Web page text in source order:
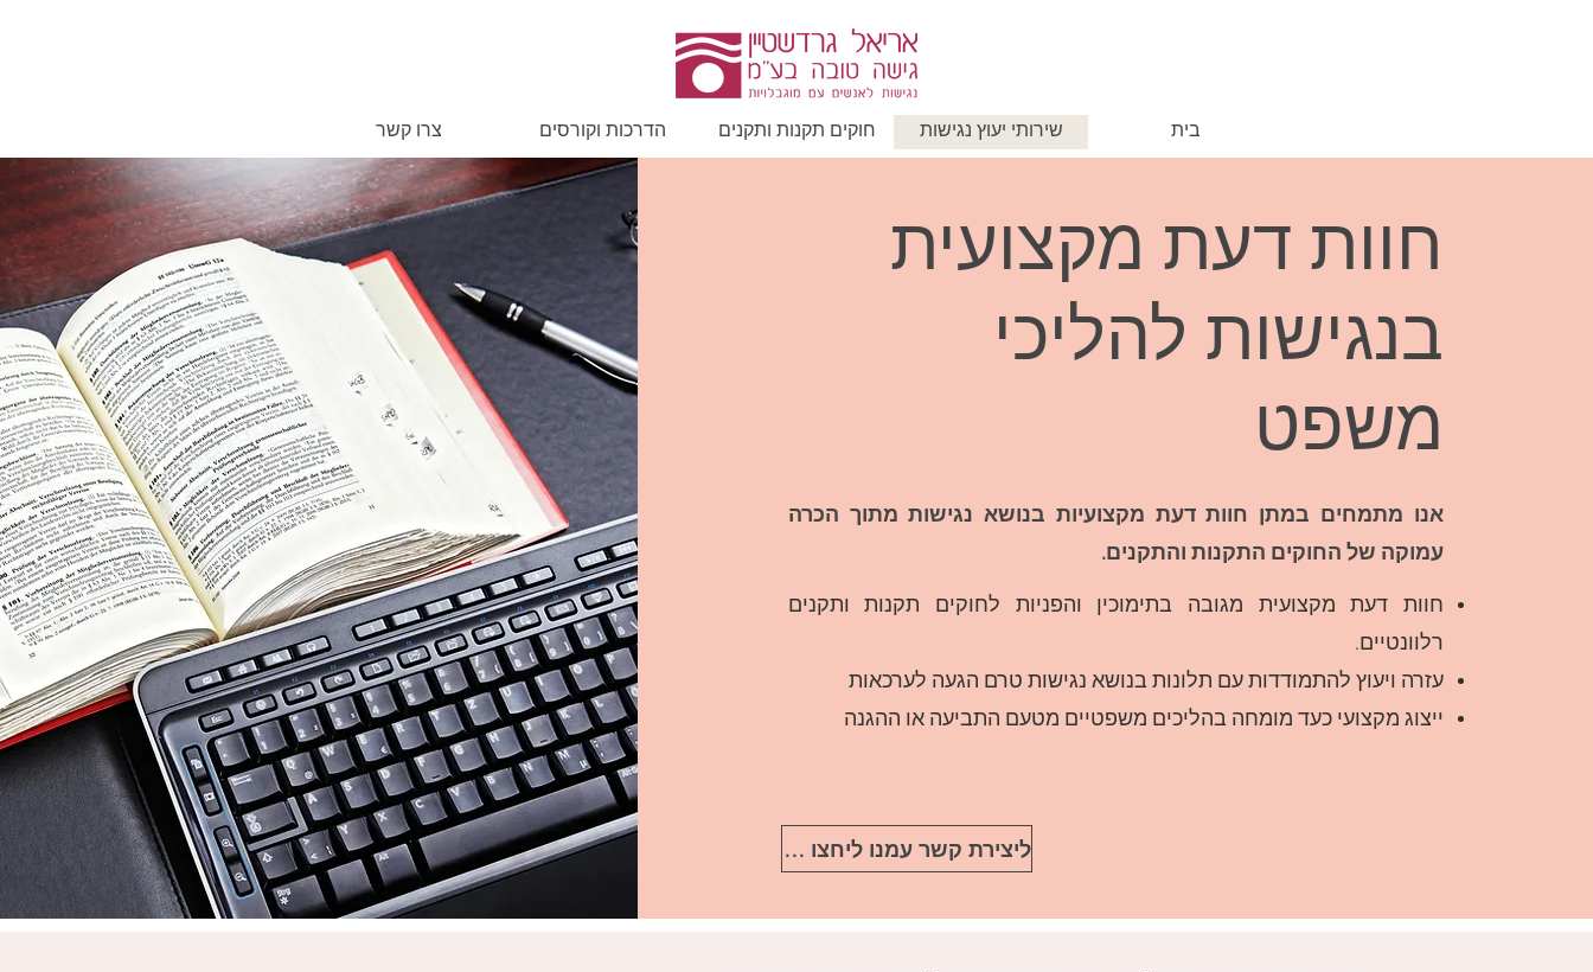
בית שירותי יעוץ נגישות חוקים תקנות ותקנים הדרכות וקורסים צרו קשר
חוות דעת מקצועית
בנגישות להליכי
משפט
אנו מתמחים במתן חוות דעת מקצועיות בנושא נגישות מתוך הכרה
עמוקה של החוקים התקנות והתקנים.
חוות דעת מקצועית מגובה בתימוכין והפניות לחוקים תקנות ותקנים
רלוונטיים.
עזרה ויעוץ להתמודדות עם תלונות בנושא נגישות טרם הגעה לערכאות
ייצוג מקצועי כעד מומחה בהליכים משפטיים מטעם התביעה או ההגנה
ליצירת קשר עמנו ליחצו כאן